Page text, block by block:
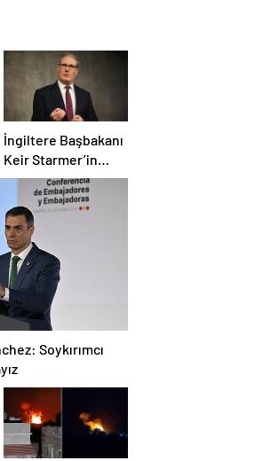
İngiltere Başbakanı
Keir Starmer’in
evinde yangın çıktı
Soykırımcı